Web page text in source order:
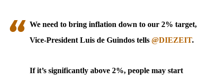
We need to bring inflation down to our 2% target,
Vice-President Luis de Guindos tells @DIEZEIT.
If it’s significantly above 2%, people may start